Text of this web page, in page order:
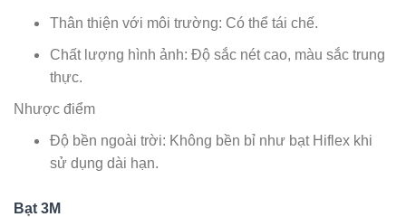
Thân thiện với môi trường: Có thể tái chế.
Chất lượng hình ảnh: Độ sắc nét cao, màu sắc trung
thực.
Nhược điểm
Độ bền ngoài trời: Không bền bỉ như bạt Hiflex khi
sử dụng dài hạn.
Bạt 3M